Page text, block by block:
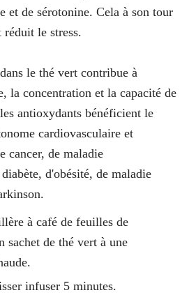
et de sérotonine. Cela à son tour
le stress.
le thé vert contribue à
la concentration et la capacité de
antioxydants bénéficient le
cardiovasculaire et
cancer, de maladie
d'obésité, de maladie
à café de feuilles de
sachet de thé vert à une
infuser 5 minutes.